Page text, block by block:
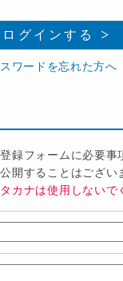
ログインする
ワードを忘れた方へ
録フォームに必要事
開することはござい
カナは使用しないで